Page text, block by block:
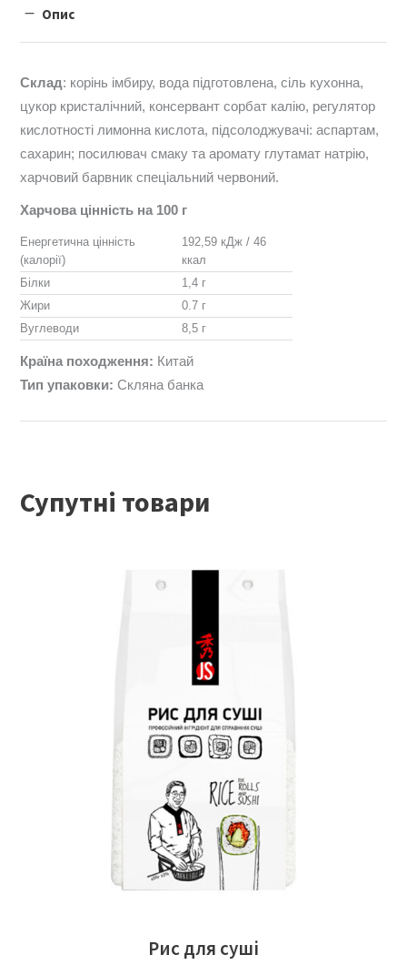
Опис
Склад: корінь імбиру, вода підготовлена, сіль кухонна,
цукор кристалічний, консервант сорбат калію, регулятор
кислотності лимонна кислота, підсолоджувачі: аспартам,
сахарин; посилювач смаку та аромату глутамат натрію,
харчовий барвник спеціальний червоний.
Харчова цінність на 100 г
Енергетична цінність
(калорії)
192,59 кДж / 46
ккал
Білки
1,4 г
Жири
0.7 г
Вуглеводи
8,5 г
Країна походження: Китай
Тип упаковки:Скляна банка
Супутні товари
ЧИТАТИ ДАЛІ
Рис для суші